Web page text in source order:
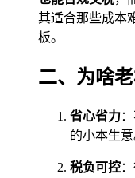
其适合那些成本
板。
二、为啥
省心省力
的小本生意
税负可控